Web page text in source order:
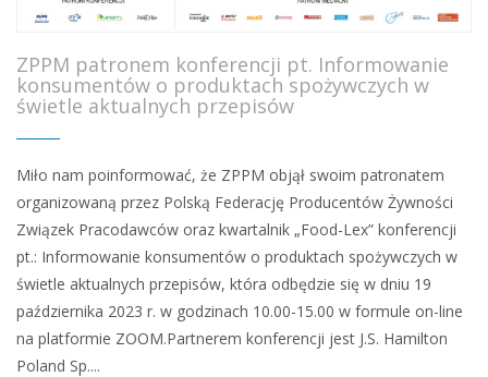
ZPPM patronem konferencji pt. Informowanie
konsumentów o produktach spożywczych w
świetle aktualnych przepisów
Miło nam poinformować, że ZPPM objął swoim patronatem
organizowaną przez Polską Federację Producentów Żywności
Związek Pracodawców oraz kwartalnik „Food-Lex” konferencji
pt.: Informowanie konsumentów o produktach spożywczych w
świetle aktualnych przepisów, która odbędzie się w dniu 19
października 2023 r. w godzinach 10.00-15.00 w formule on-line
na platformie ZOOM.Partnerem konferencji jest J.S. Hamilton
Poland Sp....